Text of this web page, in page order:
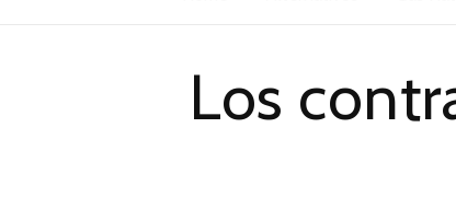
Los